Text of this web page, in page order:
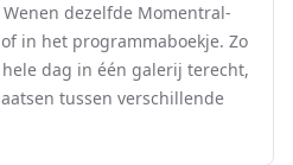
dezelfde Momentral-
in het programmaboekje. Zo
dag in één galerij terecht,
tussen verschillende